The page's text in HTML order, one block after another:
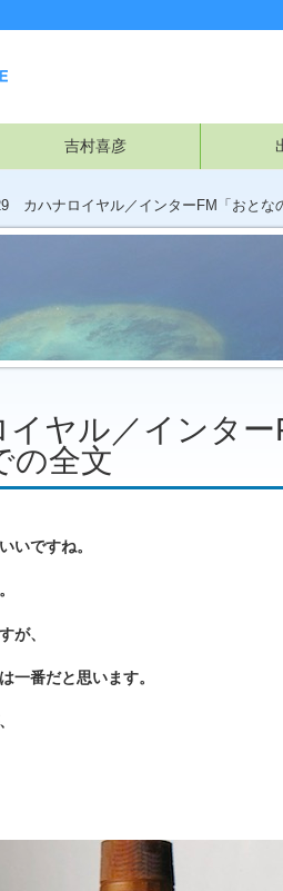
吉村喜彦
カハナロイヤル／インターFM「おとな
ヤル／インター
の全文
いですね。
が、
一番だと思います。